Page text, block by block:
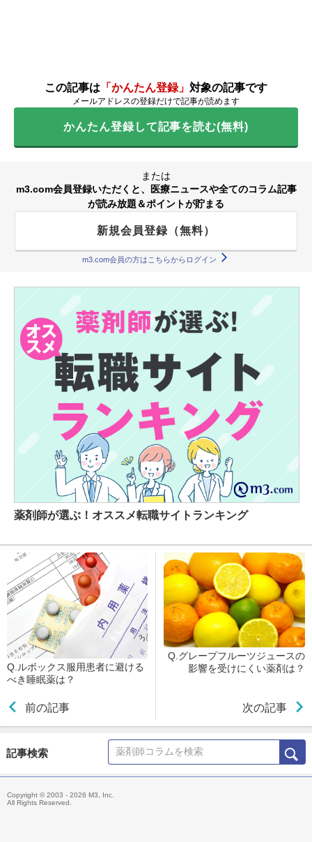
この記事は 「かんたん登録」 対象の記事です
メールアドレスの登録だけで記事が読めます
かんたん登録して記事を読む(無料)
または
m3.com会員登録いただくと、医療ニュースや全てのコラム記事
が読み放題＆ポイントが貯まる
新規会員登録（無料）
m3.com会員の方はこちらからログイン
薬剤師が選ぶ！オススメ転職サイトランキング
Q.ルボックス服用患者に避ける
べき睡眠薬は？
前の記事
Q.グレープフルーツジュースの
影響を受けにくい薬剤は？
次の記事
記事検索
Copyright © 2003 - 2026 M3, Inc.
All Rights Reserved.